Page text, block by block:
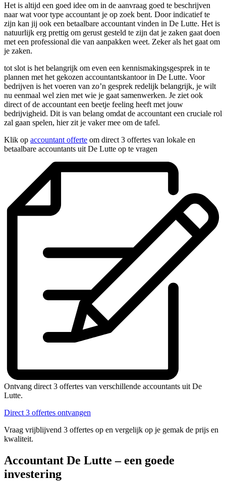
Het is altijd een goed idee om in de aanvraag goed te beschrijven
naar wat voor type accountant je op zoek bent. Door indicatief te
zijn kan jij ook een betaalbare accountant vinden in De Lutte. Het is
natuurlijk erg prettig om gerust gesteld te zijn dat je zaken gaat doen
met een professional die van aanpakken weet. Zeker als het gaat om
je zaken.
tot slot is het belangrijk om even een kennismakingsgesprek in te
plannen met het gekozen accountantskantoor in De Lutte. Voor
bedrijven is het voeren van zo’n gesprek redelijk belangrijk, je wilt
nu eenmaal wel zien met wie je gaat samenwerken. Je ziet ook
direct of de accountant een beetje feeling heeft met jouw
bedrijvigheid. Dit is van belang omdat de accountant een cruciale rol
zal gaan spelen, hier zit je vaker mee om de tafel.
Klik op accountant offerte om direct 3 offertes van lokale en
betaalbare accountants uit De Lutte op te vragen
Ontvang direct 3 offertes van verschillende accountants uit De
Lutte.
Direct 3 offertes ontvangen
Vraag vrijblijvend 3 offertes op en vergelijk op je gemak de prijs en
kwaliteit.
Accountant De Lutte – een goede
investering